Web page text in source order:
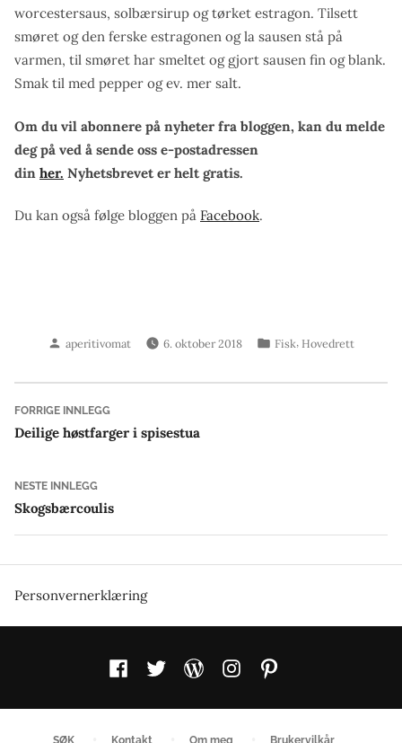
worcestersaus, solbærsirup og tørket estragon. Tilsett
smøret og den ferske estragonen og la sausen stå på
varmen, til smøret har smeltet og gjort sausen fin og blank.
Smak til med pepper og ev. mer salt.
Om du vil abonnere på nyheter fra bloggen, kan du melde
deg på ved å sende oss e-postadressen
din her. Nyhetsbrevet er helt gratis.
Du kan også følge bloggen på Facebook.
Skrevet
aperitivomat 6. oktober 2018
Publisert
Fisk, Hovedrett
Innleggsnavigasjon
FORRIGE INNLEGGForrige
innlegg:
Deilige høstfarger i spisestua
NESTE INNLEGGNeste
innlegg:
Skogsbærcoulis
Personvernerklæring
FacebookTwitter WordPressInstagramPinterest
SØK Kontakt Om meg Brukervilkår